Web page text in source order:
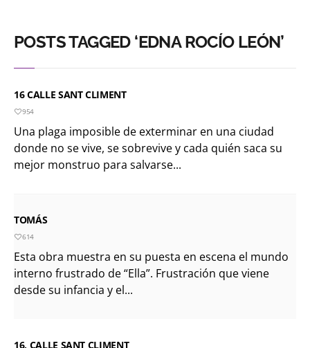
POSTS TAGGED ‘EDNA ROCÍO LEÓN’
16 CALLE SANT CLIMENT
954
Una plaga imposible de exterminar en una ciudad
donde no se vive, se sobrevive y cada quién saca su
mejor monstruo para salvarse...
TOMÁS
614
Esta obra muestra en su puesta en escena el mundo
interno frustrado de “Ella”. Frustración que viene
desde su infancia y el...
16, CALLE SANT CLIMENT